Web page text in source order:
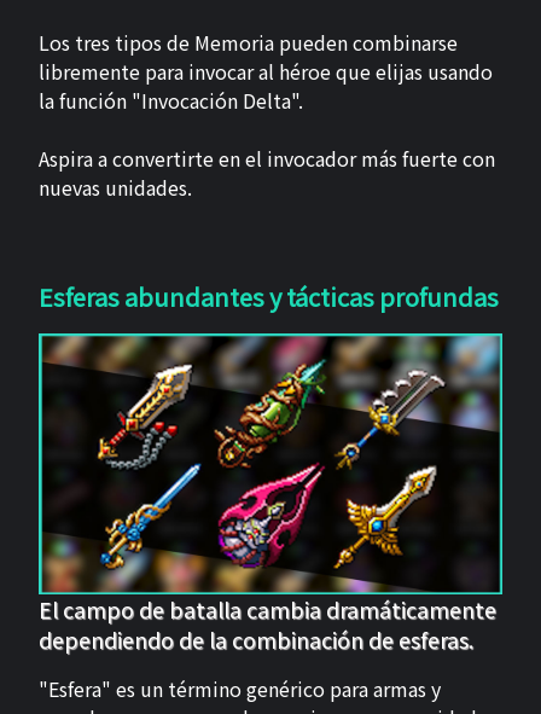
Los tres tipos de Memoria pueden combinarse
libremente para invocar al héroe que elijas usando
la función "Invocación Delta".
Aspira a convertirte en el invocador más fuerte con
nuevas unidades.
Esferas abundantes y tácticas profundas
El campo de batalla cambia dramáticamente
dependiendo de la combinación de esferas.
"Esfera" es un término genérico para armas y